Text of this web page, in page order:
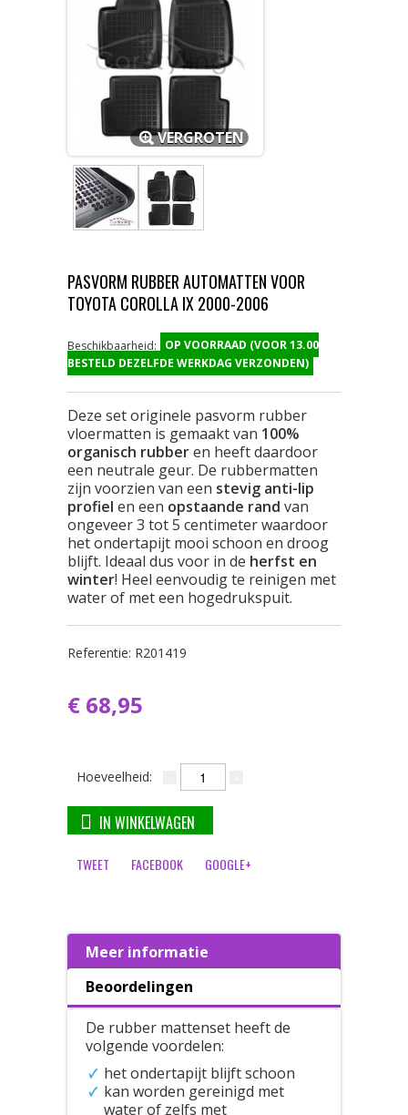
VERGROTEN
PASVORM RUBBER AUTOMATTEN VOOR
TOYOTA COROLLA IX 2000-2006
Beschikbaarheid:
OP VOORRAAD (VOOR 13.00
BESTELD DEZELFDE WERKDAG VERZONDEN)
Deze set originele pasvorm rubber
vloermatten is gemaakt van 100%
organisch rubberen heeft daardoor
een neutrale geur. De rubbermatten
zijn voorzien van een stevig anti-lip
profiel en een opstaande rand van
ongeveer 3 tot 5 centimeter waardoor
het ondertapijt mooi schoon en droog
blijft. Ideaal dus voor in de herfst en
winter! Heel eenvoudig te reinigen met
water of met een hogedrukspuit.
Referentie: R201419
€ 68,95
Hoeveelheid:
IN WINKELWAGEN
TWEET FACEBOOK GOOGLE+
Meer informatie
Beoordelingen
De rubber mattenset heeft de
volgende voordelen:
het ondertapijt blijft schoon
kan worden gereinigd met
water of zelfs met